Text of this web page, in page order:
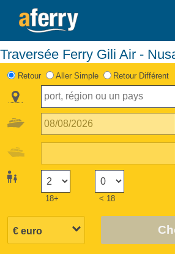
Traversée Ferry Gili Air -
Retour Aller Simple Retour Différent
18+ < 18